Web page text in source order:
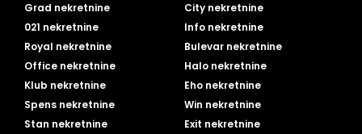
Grad nekretnine
City nekretnine
021 nekretnine
Info nekretnine
Royal nekretnine
Bulevar nekretnine
Office nekretnine
Halo nekretnine
Klub nekretnine
Eho nekretnine
Spens nekretnine
Win nekretnine
Stan nekretnine
Exit nekretnine